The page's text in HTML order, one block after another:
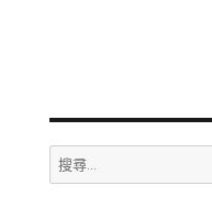
搜
尋